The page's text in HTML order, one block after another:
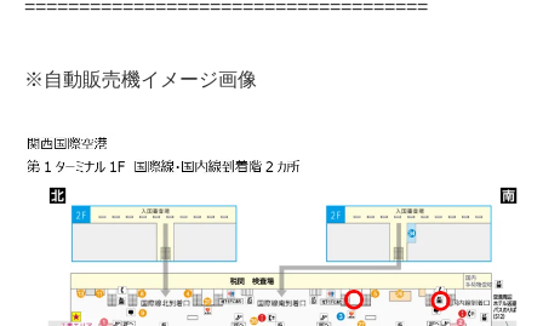
=====================================
※自動販売機イメージ画像